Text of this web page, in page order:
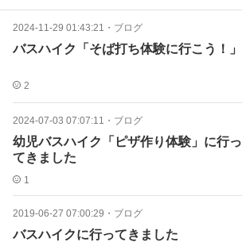
2024-11-29 01:43:21 ・ ブログ
バスハイク「そば打ち体験に行こう！」
2
2024-07-03 07:07:11 ・ ブログ
幼児バスハイク「ピザ作り体験」に行っ
てきました
1
2019-06-27 07:00:29 ・ ブログ
バスハイクに行ってきました